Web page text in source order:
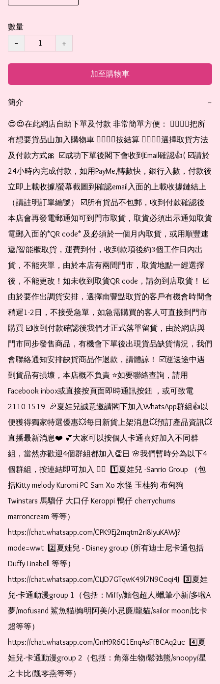
數量
−
+
加至購物車
簡介 −
😍😍在此網店自助下單及付款 非常簡單方便： 👉🏻👉🏻把所
有想要貨品山加入購物車 👉🏻👉🏻按結算 👉🏻👉🏻選擇取貨方法
及付款方式🎀  ☑️成功下單後閣下會收到Email確認👍( ☑️請於
24小時內完成付款，如用PayMe,轉數快，銀行入數，付款後
立即上載收據/螢幕截圖到確認email入面的上載收據鏈結上
（請註明訂單編號） ☑️所有貨品不包郵，收到付款確認後
本店會再發電郵通知可到門市取貨，取貨必須出示通知取貨
電郵入面的*QR code* 及必須於一個月內取貨，或用順豐速
遞/智能櫃取貨，運費到付，收到款項後約3個工作日內出
貨，不能夾單，由於本店有兩間門市，取貨地點一經選擇
後，不能更改！如未收到取貨QR code，請勿到店取貨！ ☑️
由於要作出調貨安排，選擇南豐點取貨的客戶有機會時間會
稍遲1-2日，不接受急單，如急需購買的客人可直接到門市
購買 ☑️收到付款確認後我們才正式落單留貨，由於網店與
門市同步發售商品，有機會下單後出現貨品缺貨情況，我們
會聯絡通知安排缺貨商品作退款，請體諒！ ☑️運送途中遇
到貨品有損壞，本店概不負責 ⭐️如要聯絡查詢，請用
Facebook inbox或直接按頁面即時通訊按鈕 ，或可致電
2110 1519  🎉夏娃兒誠意邀請閣下加入WhatsApp群組👍以
便獲得獨家特選優惠💥每日新貨上架消息💥預訂產品資訊💥
直播最新消息❤️ 💕大家可以按個人卡通喜好加入不同群
組，當然亦歡迎4個群組都加入👏🏻 🌸我們暫時分為以下4
個群組，按連結即可加入 👇🏻  1️⃣夏娃兒 -Sanrio Group （包
括Kitty melody Kuromi PC Sam Xo 水怪 玉桂狗 布甸狗
Twinstars 馬騮仔 大口仔 Keroppi 鴨仔 cherrychums
marroncream 等等）
https://chat.whatsapp.com/CPK9Ej2mqtm2ri8IyuKAWj?
mode=wwt  2️⃣夏娃兒 - Disney group (所有迪士尼卡通包括
Duffy Linabell 等等）
https://chat.whatsapp.com/CLJD7GTqwK49l7N9Coqi4J  3️⃣夏娃
兒-卡通動漫group 1（包括：Miffy/麵包超人/蠟筆小新/多啦A
夢/mofusand 鯊魚貓/娒明阿美/小忌廉/龍貓/sailor moon/比卡
超等等）
https://chat.whatsapp.com/GnH9R6G1EnqAsFfBCAq2uc  4️⃣夏
娃兒-卡通動漫group 2（包括：角落生物/鬆弛熊/snoopy/星
之卡比/飄零燕等等）